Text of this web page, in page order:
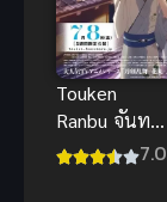
Touken
Ranbu จันทรา
บทแห่ง
7.0